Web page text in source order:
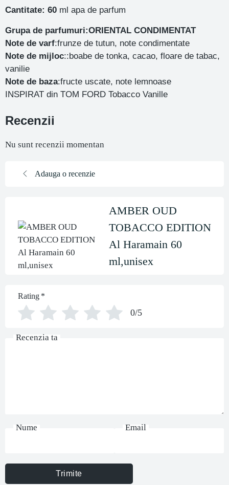
Cantitate: 60 ml apa de parfum
Grupa de parfumuri:ORIENTAL CONDIMENTAT
Note de varf:frunze de tutun, note condimentate
Note de mijloc::boabe de tonka, cacao, floare de tabac,
vanilie
Note de baza:fructe uscate, note lemnoase
INSPIRAT din TOM FORD Tobacco Vanille
Recenzii
Nu sunt recenzii momentan
Adauga o recenzie
AMBER OUD
TOBACCO EDITION
Al Haramain 60
ml,unisex
Rating *
0/5
Recenzia ta
Nume Email
Trimite